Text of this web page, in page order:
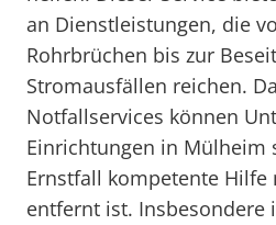
an Dienstleistungen, die
Rohrbrüchen bis zur
Stromausfällen reichen.
Notfallservices können
Einrichtungen in Mülheim
Ernstfall kompetente Hilfe
entfernt ist. Insbesondere